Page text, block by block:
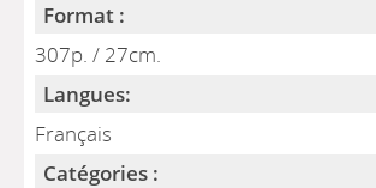
Format :
307p. / 27cm.
Langues:
Français
Catégories :